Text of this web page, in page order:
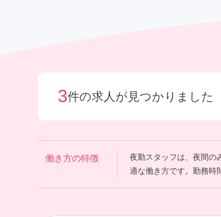
3件の求人が見つかりました
働き方の特徴
夜勤スタッフは、夜間の
適な働き方です。勤務時